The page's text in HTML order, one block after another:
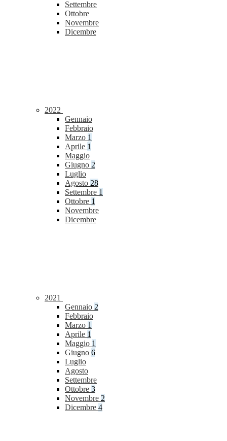
Settembre
Ottobre
Novembre
Dicembre
2022
Gennaio
Febbraio
Marzo 1
Aprile 1
Maggio
Giugno 2
Luglio
Agosto 28
Settembre 1
Ottobre 1
Novembre
Dicembre
2021
Gennaio 2
Febbraio
Marzo 1
Aprile 1
Maggio 1
Giugno 6
Luglio
Agosto
Settembre
Ottobre 3
Novembre 2
Dicembre 4